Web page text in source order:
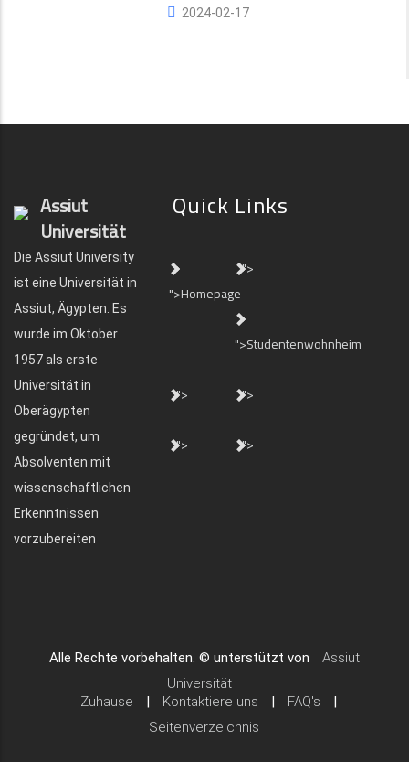
2024-02-17
Assiut
Universität
Die Assiut University
ist eine Universität in
Assiut, Ägypten. Es
wurde im Oktober
1957 als erste
Universität in
Oberägypten
gegründet, um
Absolventen mit
wissenschaftlichen
Erkenntnissen
vorzubereiten
Quick Links
">Homepage
">
">Studentenwohnheim
"> ">
"> ">
Alle Rechte vorbehalten. © unterstützt von
Assiut
Universität
Zuhause
| Kontaktiere uns | FAQ's
|
Seitenverzeichnis